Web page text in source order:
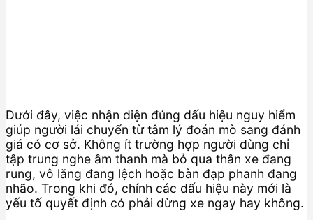
Dưới đây, việc nhận diện đúng dấu hiệu nguy hiểm
giúp người lái chuyển từ tâm lý đoán mò sang đánh
giá có cơ sở. Không ít trường hợp người dùng chỉ
tập trung nghe âm thanh mà bỏ qua thân xe đang
rung, vô lăng đang lệch hoặc bàn đạp phanh đang
nhão. Trong khi đó, chính các dấu hiệu này mới là
yếu tố quyết định có phải dừng xe ngay hay không.